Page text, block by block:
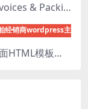
亲测+稀缺WooCommerce PDF Invoices & Packing Slips Professional v2.20.0 + Templates v2.25.1 [by WpOverNight] WooCommerce PDF 发票和装箱单插件下载
经销商wordpress主题下
Crone v1.1.0 – 创意多用途登陆页面HTML模板下载